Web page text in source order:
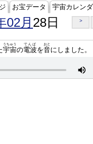
お宝データ 宇宙カレン
02月 28日 >
宇宙
うちゅう
の電波
でんぱ
を音
おと
にしました。